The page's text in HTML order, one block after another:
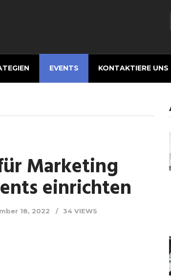
EVENTS KONTAKTIERE UNS
Marketing
einrichten
18, 2022 34 VIEWS